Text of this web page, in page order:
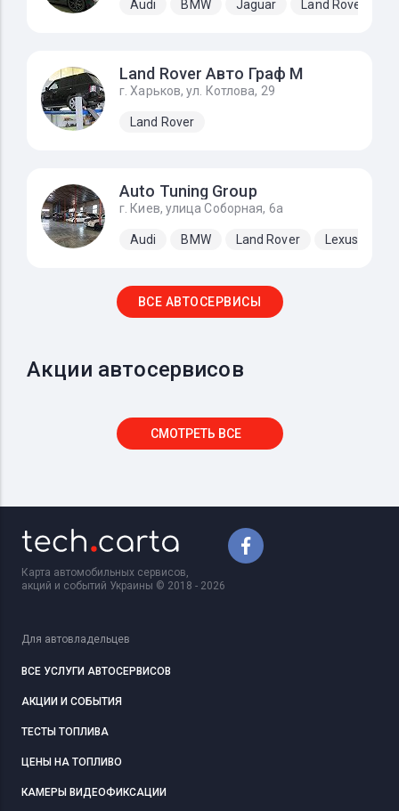
Audi BMW Jaguar Land Rover
Land Rover Авто Граф М
г. Харьков, ул. Котлова, 29
Land Rover
Auto Tuning Group
г. Киев, улица Соборная, 6а
Audi BMW Land Rover Lexus
ВСЕ АВТОСЕРВИСЫ
Акции автосервисов
СМОТРЕТЬ ВСЕ
Карта автомобильных сервисов,
акций и событий Украины © 2018 - 2026
Для автовладельцев
ВСЕ УСЛУГИ АВТОСЕРВИСОВ
АКЦИИ И СОБЫТИЯ
ТЕСТЫ ТОПЛИВА
ЦЕНЫ НА ТОПЛИВО
КАМЕРЫ ВИДЕОФИКСАЦИИ